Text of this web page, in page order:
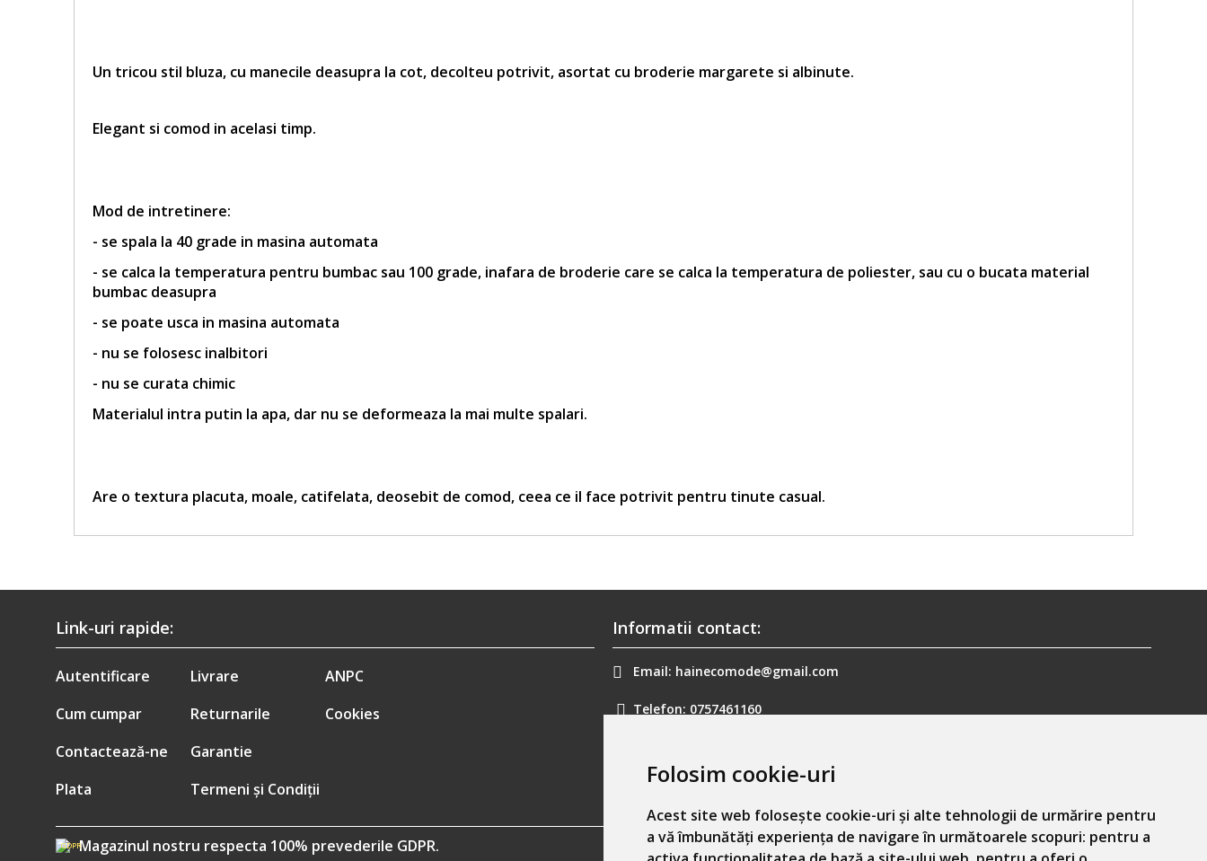
Folosim cookie-uri
Acest site web folosește cookie-uri și alte tehnologii de urmărire pentru
a vă îmbunătăți experiența de navigare în următoarele scopuri: pentru a
Un tricou stil bluza, cu manecile deasupra la cot, decolteu potrivit, asortat cu broderie margarete si albinute.
Elegant si comod in acelasi timp.
Mod de intretinere:
- se spala la 40 grade in masina automata
- se calca la temperatura pentru bumbac sau 100 grade, inafara de broderie care se calca la temperatura de poliester, sau cu o bucata material
bumbac deasupra
- se poate usca in masina automata
- nu se folosesc inalbitori
- nu se curata chimic
Materialul intra putin la apa, dar nu se deformeaza la mai multe spalari.
Are o textura placuta, moale, catifelata, deosebit de comod, ceea ce il face potrivit pentru tinute casual.
Link-uri rapide:
Autentificare
Cum cumpar
Contactează-ne
Plata
Livrare
Returnarile
Garantie
Termeni și Condiții
ANPC
Cookies
Informatii contact:
Email: hainecomode@gmail.com
Telefon: 0757461160
GDPRMagazinul nostru respecta 100% prevederile GDPR. Informatiile mele personale